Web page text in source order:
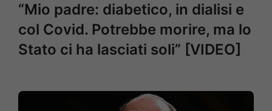
“Mio padre: diabetico, in dialisi e
col Covid. Potrebbe morire, ma lo
Stato ci ha lasciati soli” [VIDEO]